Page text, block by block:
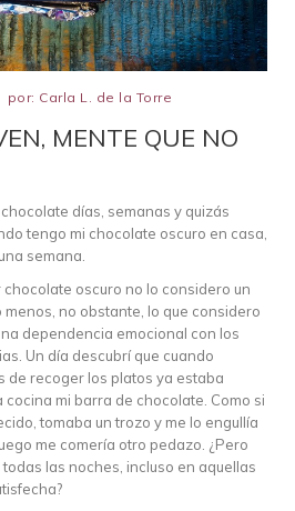
por: Carla L. de la Torre
MENTE QUE NO
días, semanas y quizás
tengo mi chocolate oscuro en casa,
semana.
oscuro no lo considero un
no obstante, lo que considero
dependencia emocional con los
Un día descubrí que cuando
de recoger los platos ya estaba
mi barra de chocolate. Como si
tomaba un trozo y me lo engullía
me comería otro pedazo. ¿Pero
las noches, incluso en aquellas